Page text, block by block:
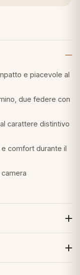
e piacevole al
due federe con
carattere distintivo
comfort durante il